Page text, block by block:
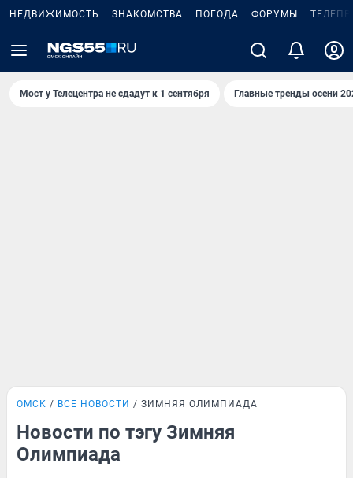
НЕДВИЖИМОСТЬ ЗНАКОМСТВА ПОГОДА ФОРУМЫ
Мост у Телецентра не сдадут к 1 сентября Главные тренды осени
ОМСК ВСЕ НОВОСТИ ЗИМНЯЯ ОЛИМПИАДА
Новости по тэгу Зимняя
Олимпиада